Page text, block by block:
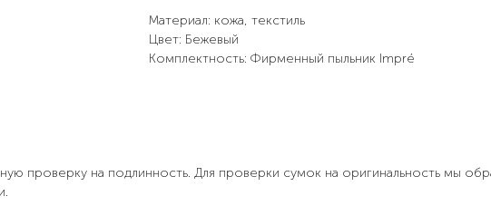
Материал: кожа, текстиль
Цвет: Бежевый
Комплектность: Фирменный пыльник Impré
проверку на подлинность. Для проверки сумок на оригинальность мы